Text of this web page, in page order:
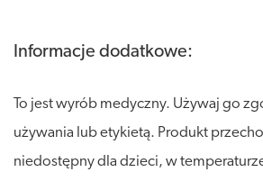
Informacje dodatkowe:
To jest wyrób medyczny. Używaj go
używania lub etykietą. Produkt
niedostępny dla dzieci, w